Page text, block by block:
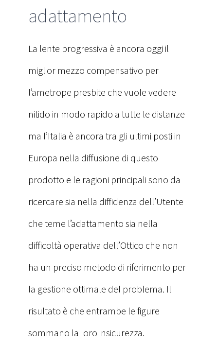
adattamento
La lente progressiva è ancora oggi il
miglior mezzo compensativo per
l’ametrope presbite che vuole vedere
nitido in modo rapido a tutte le distanze
ma l’Italia è ancora tra gli ultimi posti in
Europa nella diffusione di questo
prodotto e le ragioni principali sono da
ricercare sia nella diffidenza dell’Utente
che teme l’adattamento sia nella
difficoltà operativa dell’Ottico che non
ha un preciso metodo di riferimento per
la gestione ottimale del problema. Il
risultato è che entrambe le figure
sommano la loro insicurezza.